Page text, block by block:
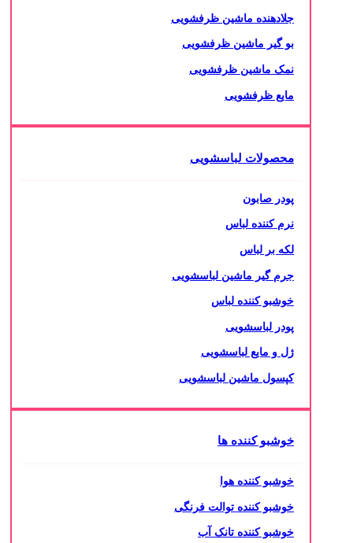
جلادهنده ماشین ظرفشویی
بو گیر ماشین ظرفشویی
نمک ماشین ظرفشویی
مایع ظرفشویی
محصولات لباسشویی
پودر صابون
نرم کننده لباس
لکه بر لباس
جرم گیر ماشین لباسشویی
خوشبو کننده لباس
پودر لباسشویی
ژل و مایع لباسشویی
کپسول ماشین لباسشویی
خوشبو کننده ها
خوشبو کننده هوا
خوشبو کننده توالت فرنگی
خوشبو کننده تانک آب